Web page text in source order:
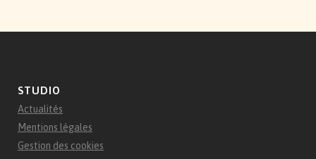
STUDIO
Actualités
Mentions légales
Gestion des cookies